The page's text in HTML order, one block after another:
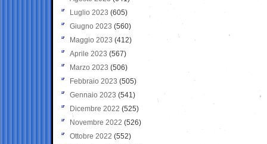
Luglio 2023 (605)
Giugno 2023 (560)
Maggio 2023 (412)
Aprile 2023 (567)
Marzo 2023 (506)
Febbraio 2023 (505)
Gennaio 2023 (541)
Dicembre 2022 (525)
Novembre 2022 (526)
Ottobre 2022 (552)